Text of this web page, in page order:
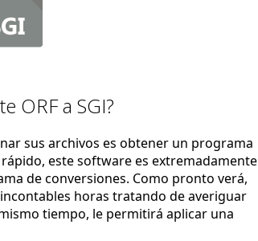
ORF a SGI?
sus archivos es obtener un programa
este software es extremadamente
de conversiones. Como pronto verá,
horas tratando de averiguar
tiempo, le permitirá aplicar una